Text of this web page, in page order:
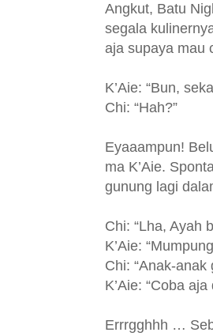
Angkut, Batu
segala
aja supaya mau
K’Aie: “Bun,
Chi: “Hah?”
Eyaaampun!
ma K’Aie.
gunung lagi
Chi: “Lha, Ayah
K’Aie:
Chi: “Anak-
K’Aie: “Coba aja
Errrgghhh …